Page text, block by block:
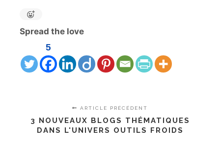
Spread the love
5
ARTICLE PRÉCÉDENT
3 NOUVEAUX BLOGS THÉMATIQUES
DANS L'UNIVERS OUTILS FROIDS